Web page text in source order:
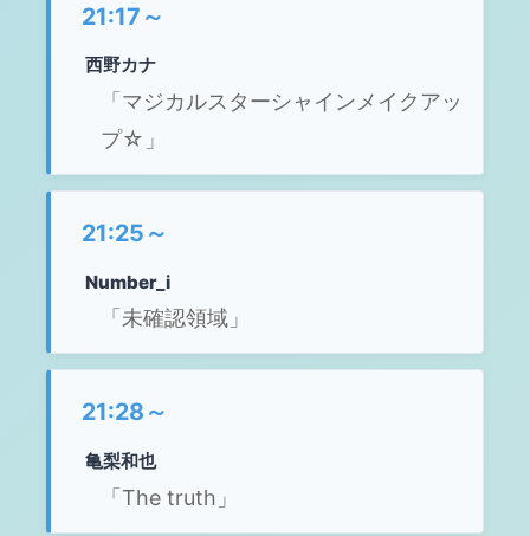
21:17～
西野カナ
「マジカルスターシャインメイクアッ
プ☆」
21:25～
Number_i
「未確認領域」
21:28～
亀梨和也
「The truth」